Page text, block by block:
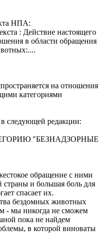
НПА:
: Действие настоящего
в области обращения
на отношения
категориями
следующей редакции:
"БЕЗНАДЗОРНЫЕ
обращение с ними
страны и большая боль для
спасает их.
бездомных животных
- мы никогда не сможем
пока не найдем
в которой виноваты